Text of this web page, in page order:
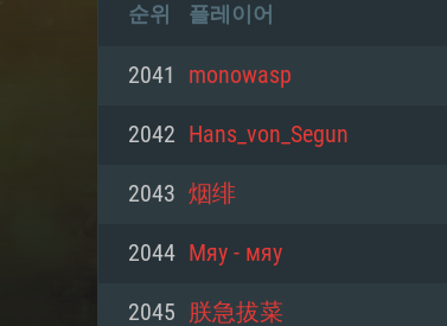
순위 플레이어
2041 monowasp
2042 Hans_von_Segun
2043 烟绯
2044 Мяу - мяу
2045 朕急拔菜